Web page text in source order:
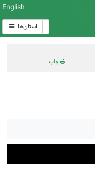
English
استان‌ها
چاپ